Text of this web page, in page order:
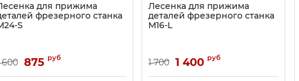
для прижима
фрезерного станка
S
600 875 руб
Лесенка для прижима
деталей фрезерного станка
M16-L
1 700 1 400 руб